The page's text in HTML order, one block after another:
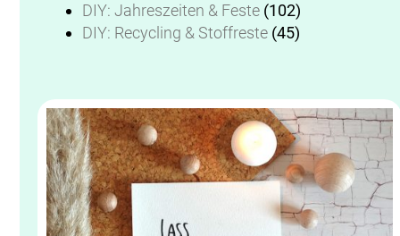
DIY: Jahreszeiten & Feste (102)
DIY: Recycling & Stoffreste (45)